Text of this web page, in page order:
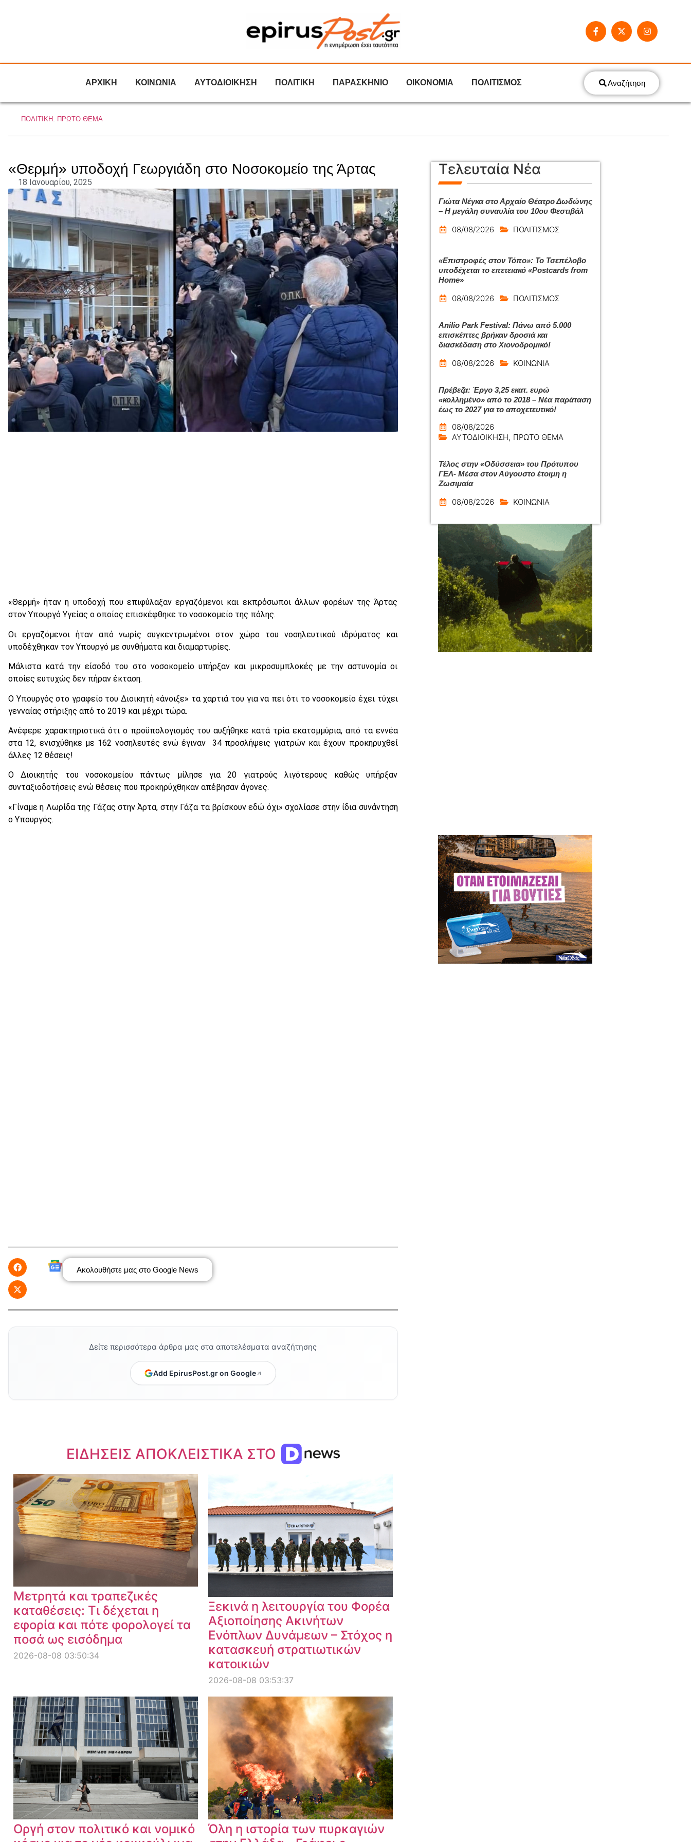
ΑΡΧΙΚΗ ΚΟΙΝΩΝΙΑ ΑΥΤΟΔΙΟΙΚΗΣΗ ΠΟΛΙΤΙΚΗ ΠΑΡΑΣΚΗΝΙΟ ΟΙΚΟΝΟΜΙΑ ΠΟΛΙΤΙΣΜΟΣ Αναζήτηση
ΠΟΛΙΤΙΚΗ , ΠΡΩΤΟ ΘΕΜΑ
«Θερμή» υποδοχή Γεωργιάδη στο Νοσοκομείο της Άρτας
18 Ιανουαρίου, 2025
«Θερμή» ήταν η υποδοχή που επιφύλαξαν εργαζόμενοι και εκπρόσωποι άλλων φορέων της Άρτας
στον Υπουργό Υγείας ο οποίος επισκέφθηκε το νοσοκομείο της πόλης.
Οι εργαζόμενοι ήταν από νωρίς συγκεντρωμένοι στον χώρο του νοσηλευτικού ιδρύματος και
υποδέχθηκαν τον Υπουργό με συνθήματα και διαμαρτυρίες.
Μάλιστα κατά την είσοδό του στο νοσοκομείο υπήρξαν και μικροσυμπλοκές με την αστυνομία οι
οποίες ευτυχώς δεν πήραν έκταση.
Ο Υπουργός στο γραφείο του Διοικητή «άνοιξε» τα χαρτιά του για να πει ότι το νοσοκομείο έχει τύχει
γενναίας στήριξης από το 2019 και μέχρι τώρα.
Ανέφερε χαρακτηριστικά ότι ο προϋπολογισμός του αυξήθηκε κατά τρία εκατομμύρια, από τα εννέα
στα 12, ενισχύθηκε με 162 νοσηλευτές ενώ έγιναν 34 προσλήψεις γιατρών και έχουν προκηρυχθεί
άλλες 12 θέσεις!
Ο Διοικητής του νοσοκομείου πάντως μίλησε για 20 γιατρούς λιγότερους καθώς υπήρξαν
συνταξιοδοτήσεις ενώ θέσεις που προκηρύχθηκαν απέβησαν άγονες.
«Γίναμε η Λωρίδα της Γάζας στην Άρτα, στην Γάζα τα βρίσκουν εδώ όχι» σχολίασε στην ίδια συνάντηση
ο Υπουργός.
Ακολουθήστε μας στο Google News
Δείτε περισσότερα άρθρα μας στα αποτελέσματα αναζήτησης
Add EpirusPost.gr on Google
ΕΙΔΗΣΕΙΣ ΑΠΟΚΛΕΙΣΤΙΚΑ ΣΤΟ
Dnews.gr
Μετρητά και τραπεζικές
καταθέσεις: Τι δέχεται η
εφορία και πότε φορολογεί τα
ποσά ως εισόδημα
2026-08-08 03:50:34
Ξεκινά η λειτουργία του Φορέα
Αξιοποίησης Ακινήτων
Ενόπλων Δυνάμεων – Στόχος η
κατασκευή στρατιωτικών
κατοικιών
2026-08-08 03:53:37
Οργή στον πολιτικό και νομικό
Όλη η ιστορία των πυρκαγιών
Τελευταία Νέα
Γιώτα Νέγκα στο Αρχαίο Θέατρο Δωδώνης
– Η μεγάλη συναυλία του 10ου Φεστιβάλ
08/08/2026 ΠΟΛΙΤΙΣΜΟΣ
«Επιστροφές στον Τόπο»: Το Τσεπέλοβο
υποδέχεται το επετειακό «Postcards from
Home»
08/08/2026 ΠΟΛΙΤΙΣΜΟΣ
Anilio Park Festival: Πάνω από 5.000
επισκέπτες βρήκαν δροσιά και
διασκέδαση στο Χιονοδρομικό!
08/08/2026 ΚΟΙΝΩΝΙΑ
Πρέβεζα: Έργο 3,25 εκατ. ευρώ
«κολλημένο» από το 2018 – Νέα παράταση
έως το 2027 για το αποχετευτικό!
08/08/2026
ΑΥΤΟΔΙΟΙΚΗΣΗ, ΠΡΩΤΟ ΘΕΜΑ
Τέλος στην «Οδύσσεια» του Πρότυπου
ΓΕΛ- Μέσα στον Αύγουστο έτοιμη η
Ζωσιμαία
08/08/2026 ΚΟΙΝΩΝΙΑ